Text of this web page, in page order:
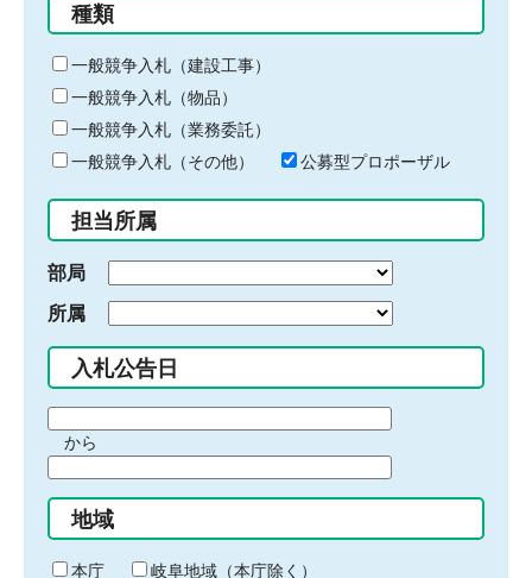
る
キ
ー
ワ
ー
ド
入
力
種類
一般競争入札（建設工事）
一般競争入札（物品）
一般競争入札（業務委託）
一般競争入札（その他）
公募型プロポーザル
担当所属
部局
所属
入札公告日
間
始
り
から
間
終
わ
地域
本庁
岐阜地域（本庁除く）